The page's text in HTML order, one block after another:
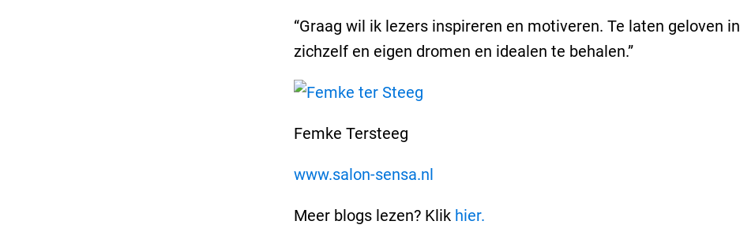
“Graag wil ik lezers inspireren en motiveren. Te laten geloven in
zichzelf en eigen dromen en idealen te behalen.”
Femke Tersteeg
www.salon-sensa.nl
Meer blogs lezen? Klik hier.